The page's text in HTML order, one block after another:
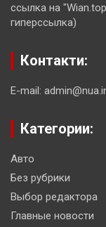
ссылка на
гиперссылка)
Контакти:
E-mail:
Категории:
Авто
Без рубрики
Выбор редактора
Главные новости